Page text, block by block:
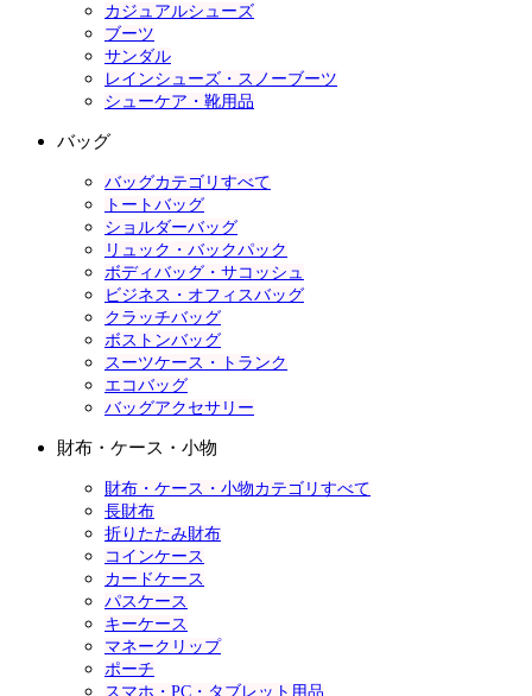
カジュアルシューズ
ブーツ
サンダル
レインシューズ・スノーブーツ
シューケア・靴用品
バッグ
バッグカテゴリすべて
トートバッグ
ショルダーバッグ
リュック・バックパック
ボディバッグ・サコッシュ
ビジネス・オフィスバッグ
クラッチバッグ
ボストンバッグ
スーツケース・トランク
エコバッグ
バッグアクセサリー
財布・ケース・小物
財布・ケース・小物カテゴリすべて
長財布
折りたたみ財布
コインケース
カードケース
パスケース
キーケース
マネークリップ
ポーチ
スマホ・PC・タブレット用品